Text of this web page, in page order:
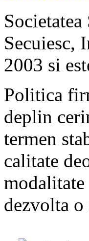
Apelati la serviciile
Apelati la serviciile
Ca lucrurile
Apelati la serviciile
Ca lucrurile
Apelati la serviciile
Secuiesc,
2003 si
Politica
deplin
termen
calitate
modalitate
dezvolta o